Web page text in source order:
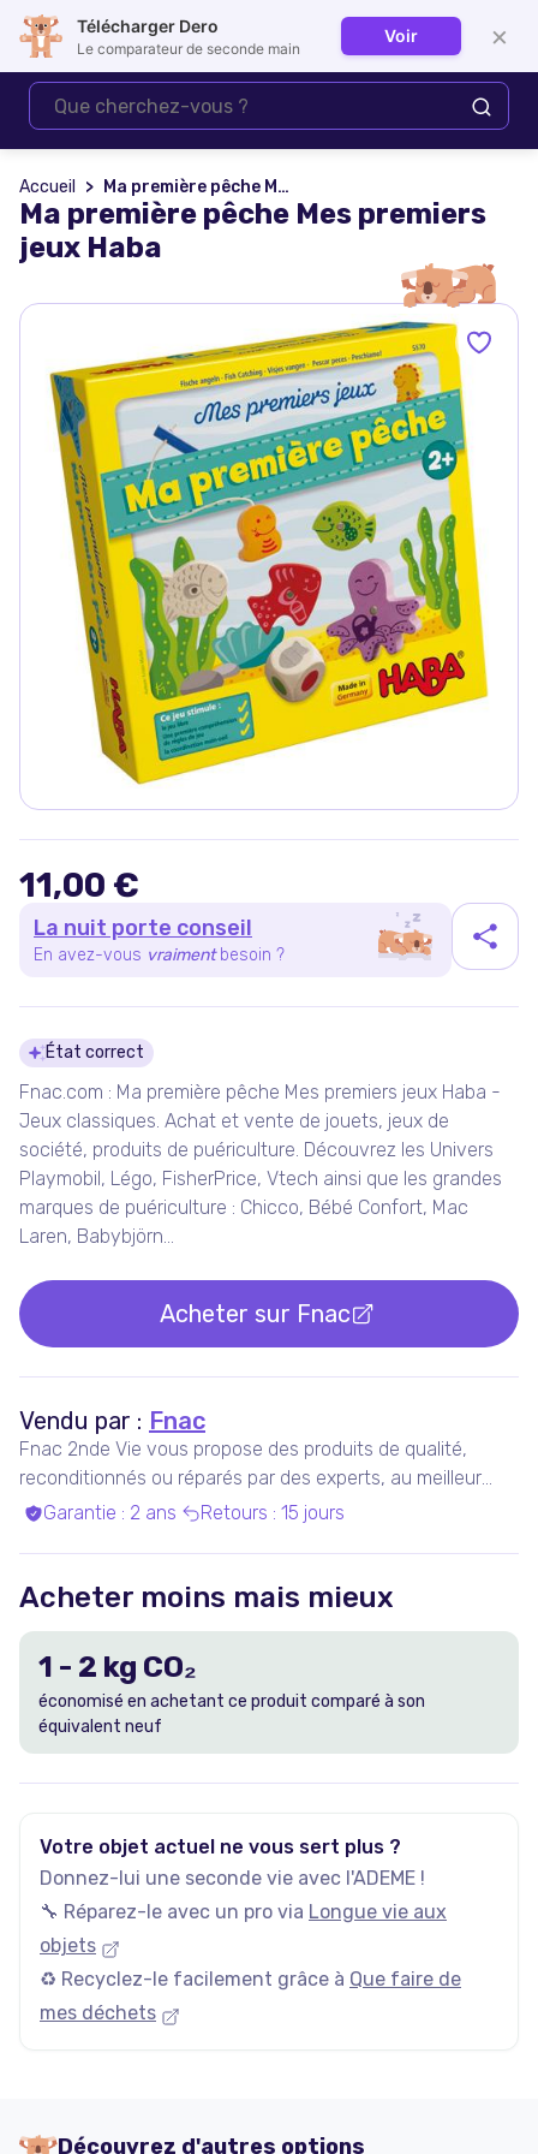
Se connecter
Accueil Ma première pêche Mes premiers jeux Haba
Ma première pêche Mes premiers
jeux Haba
11,00 €
La nuit porte conseil
En avez-vous vraiment besoin ?
Détails du produit
État correct
Fnac.com : Ma première pêche Mes premiers jeux Haba -
Jeux classiques. Achat et vente de jouets, jeux de
société, produits de puériculture. Découvrez les Univers
Playmobil, Légo, FisherPrice, Vtech ainsi que les grandes
marques de puériculture : Chicco, Bébé Confort, Mac
Laren, Babybjörn...
Acheter sur Fnac
Vendu par : Fnac
Fnac 2nde Vie vous propose des produits de qualité,
reconditionnés ou réparés par des experts, au meilleur
prix.Garantie : 2 ans Retours : 15 jours
Acheter moins mais mieux
1 - 2 kg CO₂
économisé en achetant ce produit comparé à son
équivalent neuf
Votre objet actuel ne vous sert plus ?
Donnez-lui une seconde vie avec l'ADEME !
🔧 Réparez-le avec un pro via Longue vie aux
objets
♻️ Recyclez-le facilement grâce à Que faire de
mes déchets
Découvrez d'autres options
Télécharger Dero
Le comparateur de seconde main
Voir ×